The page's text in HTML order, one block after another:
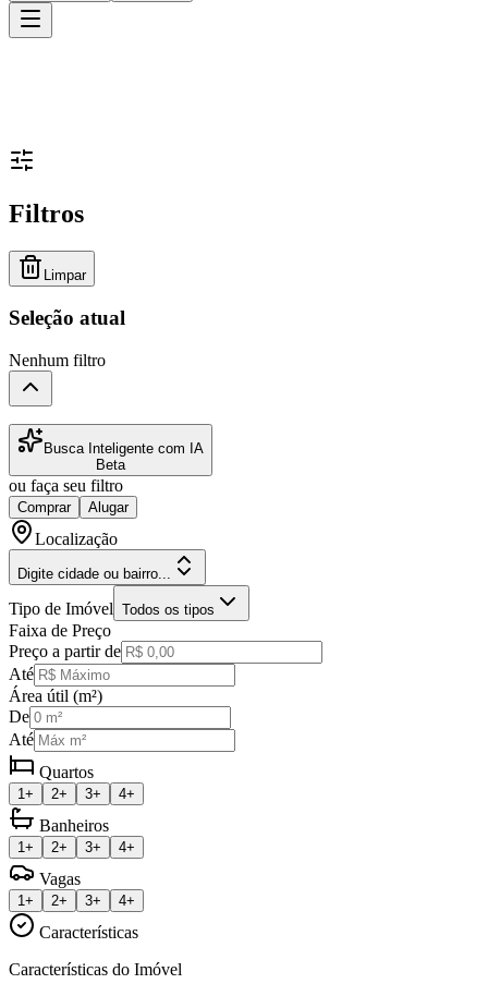
Filtros
Limpar
Seleção atual
Nenhum filtro
Busca Inteligente com IA
Beta
ou faça seu filtro
Comprar Alugar
Localização
Digite cidade ou bairro...
Tipo de Imóvel Todos os tipos
Faixa de Preço
Preço a partir de
Até
Área útil (m²)
De
Até
Quartos
1+ 2+ 3+ 4+
Banheiros
1+ 2+ 3+ 4+
Vagas
1+ 2+ 3+ 4+
Características
Características do Imóvel